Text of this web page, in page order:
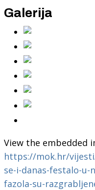
Galerija
View the embedded
https://mok.hr/
se-i-danas-festalo-
fazola-su-